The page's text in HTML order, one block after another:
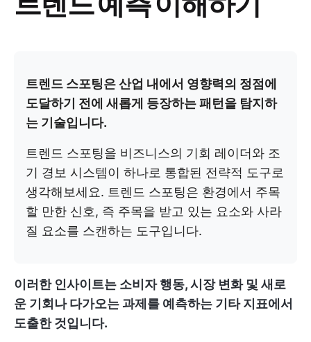
트렌드 스포팅은 산업 내에서 영향력의 정점에
도달하기 전에 새롭게 등장하는 패턴을 탐지하
는 기술입니다.
트렌드 스포팅을 비즈니스의 기회 레이더와 조
기 경보 시스템이 하나로 통합된 전략적 도구로
생각해보세요. 트렌드 스포팅은 환경에서 주목
할 만한 신호, 즉 주목을 받고 있는 요소와 사라
질 요소를 스캔하는 도구입니다.
이러한 인사이트는 소비자 행동, 시장 변화 및 새로
운 기회나 다가오는 과제를 예측하는 기타 지표에서
도출한 것입니다.